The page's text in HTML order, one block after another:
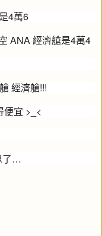
4萬6
ANA 經濟艙是4萬4
經濟艙!!!
便宜 >_<
了…